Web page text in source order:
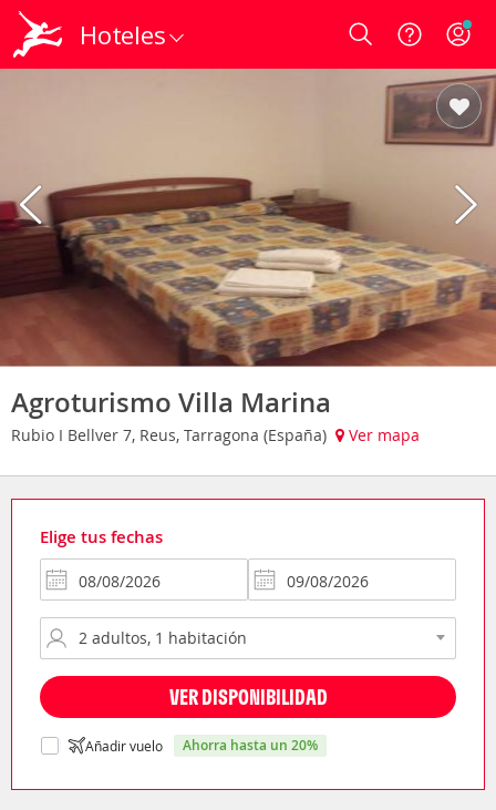
Hoteles Login
Agroturismo Villa Marina
Rubio I Bellver 7, Reus, Tarragona (España) Ver mapa
Elige tus fechas
VER DISPONIBILIDAD
Añadir vuelo ahorra hasta un 20%